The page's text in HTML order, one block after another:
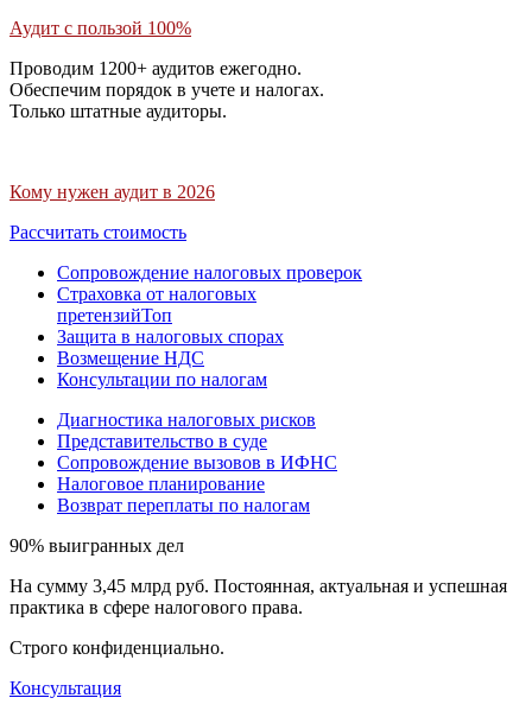
Аудит с пользой 100%
Проводим 1200+ аудитов ежегодно.
Обеспечим порядок в учете и налогах.
Только штатные аудиторы.
Кому нужен аудит в 2026
Рассчитать стоимость
Сопровождение налоговых проверок
Страховка от налоговых
претензийТоп
Защита в налоговых спорах
Возмещение НДС
Консультации по налогам
Диагностика налоговых рисков
Представительство в суде
Сопровождение вызовов в ИФНС
Налоговое планирование
Возврат переплаты по налогам
90% выигранных дел
На сумму 3,45 млрд руб. Постоянная, актуальная и успешная
практика в сфере налогового права.
Строго конфиденциально.
Консультация